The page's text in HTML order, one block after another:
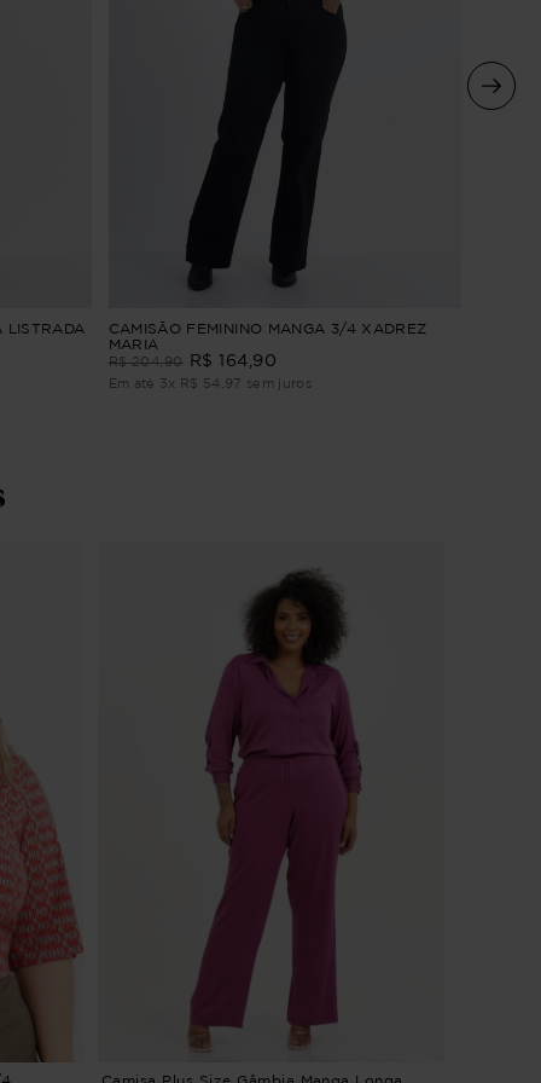
LISTRADA
CAMISÃO FEMININO MANGA 3/4 XADREZ
MARIA
R$ 204,90 R$ 164 90
Em até 3x R$ 54 97 sem juros
Camisa Plus Size Gâmbia Manga Longa